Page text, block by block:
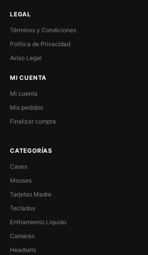
LEGAL
Términos y Condiciones
Política de Privacidad
Aviso Legal
MI CUENTA
Mi cuenta
Mis pedidos
Finalizar compra
CATEGORÍAS
Cases
Mouses
Tarjetas Madre
Teclados
Enfriamiento Liquido
Camaras
Headsets